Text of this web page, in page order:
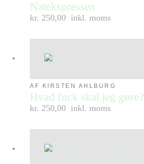
Natekspressen
kr. 250,00 inkl. moms
AF KIRSTEN AHLBURG
Hvad fuck skal jeg gøre?
kr. 250,00 inkl. moms